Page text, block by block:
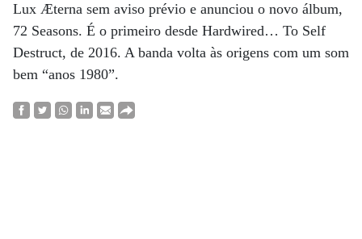
Lux Æterna sem aviso prévio e anunciou o novo álbum,
72 Seasons. É o primeiro desde Hardwired… To Self
Destruct, de 2016. A banda volta às origens com um som
bem “anos 1980”.